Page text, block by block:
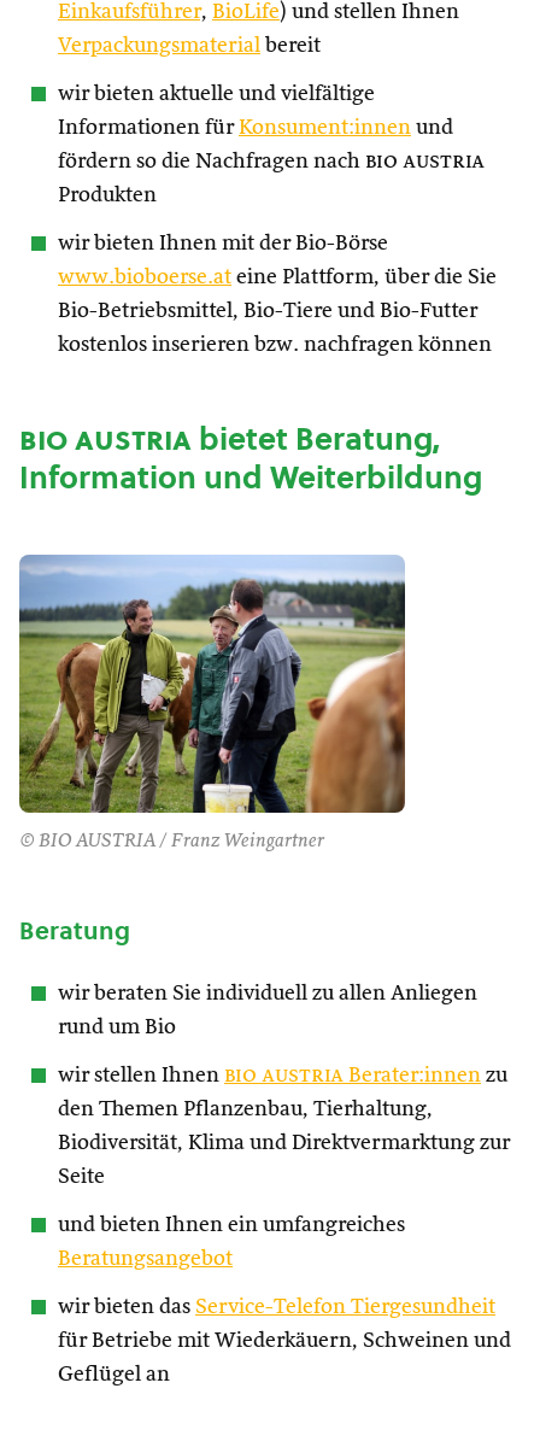
Einkaufsführer, BioLife) und stellen Ihnen
Verpackungsmaterial bereit
wir bieten aktuelle und vielfältige
Informationen fürKonsument:innen und
fördern so die Nachfragen nach bio austria
Produkten
wir bieten Ihnen mit der Bio-Börse
www.bioboerse.at eine Plattform, über die Sie
Bio-Betriebsmittel, Bio-Tiere und Bio-Futter
kostenlos inserieren bzw. nachfragen können
bio austriabietet Beratung,
Information und Weiterbildung
© BIO AUSTRIA / Franz Weingartner
Beratung
wir beraten Sie individuell zu allen Anliegen
rund um Bio
wir stellen Ihnen bio austria Berater:innen zu
den Themen Pflanzenbau, Tierhaltung,
Biodiversität, Klima und Direktvermarktung zur
Seite
und bieten Ihnen ein umfangreiches
Beratungsangebot
wir bieten das Service-Telefon Tiergesundheit
für Betriebe mit Wiederkäuern, Schweinen und
Geflügel an